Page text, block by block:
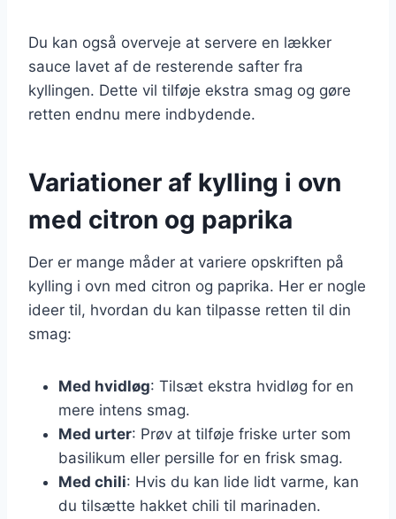
Du kan også overveje at servere en lækker
sauce lavet af de resterende safter fra
kyllingen. Dette vil tilføje ekstra smag og gøre
retten endnu mere indbydende.
Variationer af kylling i ovn
med citron og paprika
Der er mange måder at variere opskriften på
kylling i ovn med citron og paprika. Her er nogle
ideer til, hvordan du kan tilpasse retten til din
smag:
Med hvidløg: Tilsæt ekstra hvidløg for en
mere intens smag.
Med urter: Prøv at tilføje friske urter som
basilikum eller persille for en frisk smag.
Med chili: Hvis du kan lide lidt varme, kan
du tilsætte hakket chili til marinaden.